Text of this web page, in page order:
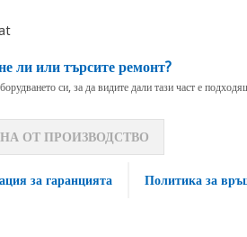
ли или търсите ремонт?
си, за да видите дали тази част е
ОТ ПРОИЗВОДСТВО
за гаранцията Политика за